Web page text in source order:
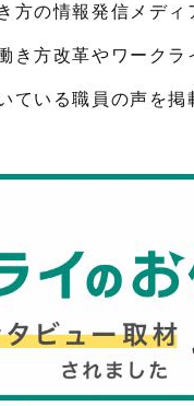
の情報発信メディ
方改革やワークラ
いる職員の声を掲